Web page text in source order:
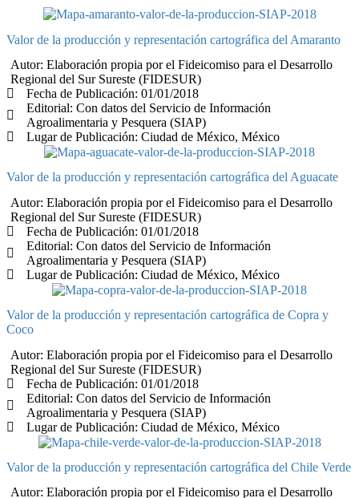
Valor de la producción y representación cartográfica del Amaranto
Autor: Elaboración propia por el Fideicomiso para el Desarrollo
Regional del Sur Sureste (FIDESUR)
Fecha de Publicación: 01/01/2018
Editorial: Con datos del Servicio de Información
Agroalimentaria y Pesquera (SIAP)
Lugar de Publicación: Ciudad de México, México
Valor de la producción y representación cartográfica del Aguacate
Autor: Elaboración propia por el Fideicomiso para el Desarrollo
Regional del Sur Sureste (FIDESUR)
Fecha de Publicación: 01/01/2018
Editorial: Con datos del Servicio de Información
Agroalimentaria y Pesquera (SIAP)
Lugar de Publicación: Ciudad de México, México
Valor de la producción y representación cartográfica de Copra y
Coco
Autor: Elaboración propia por el Fideicomiso para el Desarrollo
Regional del Sur Sureste (FIDESUR)
Fecha de Publicación: 01/01/2018
Editorial: Con datos del Servicio de Información
Agroalimentaria y Pesquera (SIAP)
Lugar de Publicación: Ciudad de México, México
Valor de la producción y representación cartográfica del Chile Verde
Autor: Elaboración propia por el Fideicomiso para el Desarrollo